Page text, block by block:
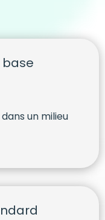
base
un milieu